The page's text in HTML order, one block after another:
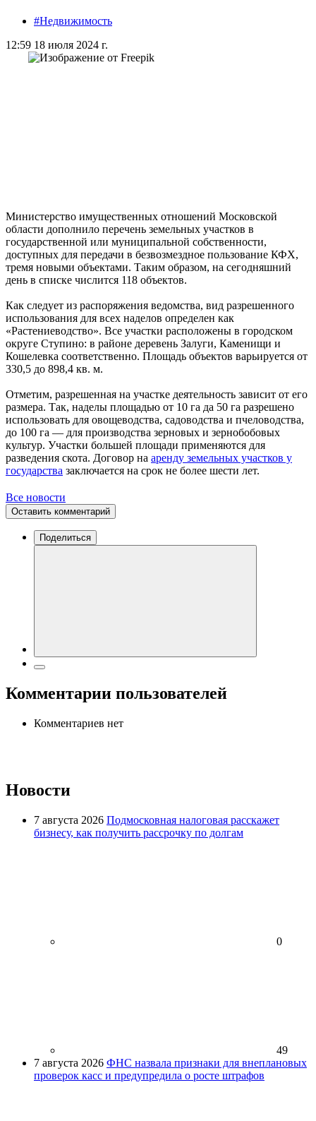
#Недвижимость
12:59 18 июля 2024 г.
Министерство имущественных отношений Московской
области дополнило перечень земельных участков в
государственной или муниципальной собственности,
доступных для передачи в безвозмездное пользование КФХ,
тремя новыми объектами. Таким образом, на сегодняшний
день в списке числится 118 объектов.
Как следует из распоряжения ведомства, вид разрешенного
использования для всех наделов определен как
«Растениеводство». Все участки расположены в городском
округе Ступино: в районе деревень Залуги, Каменищи и
Кошелевка соответственно. Площадь объектов варьируется от
330,5 до 898,4 кв. м.
Отметим, разрешенная на участке деятельность зависит от его
размера. Так, наделы площадью от 10 га да 50 га разрешено
использовать для овощеводства, садоводства и пчеловодства,
до 100 га — для производства зерновых и зернобобовых
культур. Участки большей площади применяются для
разведения скота. Договор на аренду земельных участков у
государства заключается на срок не более шести лет.
Все новости
Оставить комментарий
Поделиться
Комментарии пользователей
Комментариев нет
Новости
7 августа 2026 Подмосковная налоговая расскажет
бизнесу, как получить рассрочку по долгам
0
49
7 августа 2026 ФНС назвала признаки для внеплановых
проверок касс и предупредила о росте штрафов